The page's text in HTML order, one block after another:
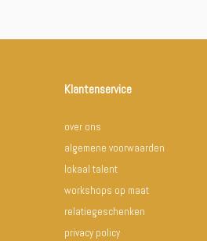
Klantenservice
over ons
algemene voorwaarden
lokaal talent
workshops op maat
relatiegeschenken
privacy policy